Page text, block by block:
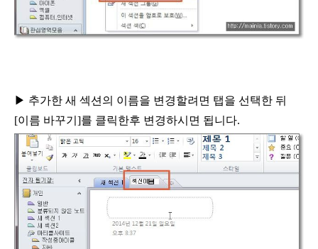
▶ 추가한 새 섹션의 이름을 변경할려면 탭을 선택한 뒤
[이름 바꾸기 ]를 클릭한후 변경하시면 됩니다.